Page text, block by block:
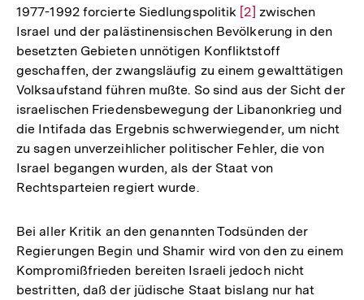
1977-1992 forcierte Siedlungspolitik Zur
Auflösung
der
Fußnote
[2] zwischen
Israel und der palästinensischen Bevölkerung in den
besetzten Gebieten unnötigen Konfliktstoff
geschaffen, der zwangsläufig zu einem gewalttätigen
Volksaufstand führen mußte. So sind aus der Sicht der
israelischen Friedensbewegung der Libanonkrieg und
die Intifada das Ergebnis schwerwiegender, um nicht
zu sagen unverzeihlicher politischer Fehler, die von
Israel begangen wurden, als der Staat von
Rechtsparteien regiert wurde.
Bei aller Kritik an den genannten Todsünden der
Regierungen Begin und Shamir wird von den zu einem
Kompromißfrieden bereiten Israeli jedoch nicht
bestritten, daß der jüdische Staat bislang nur hat